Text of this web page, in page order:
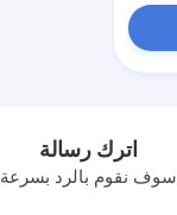
اترك رسالة
سوف نقوم بالرد بسرعة